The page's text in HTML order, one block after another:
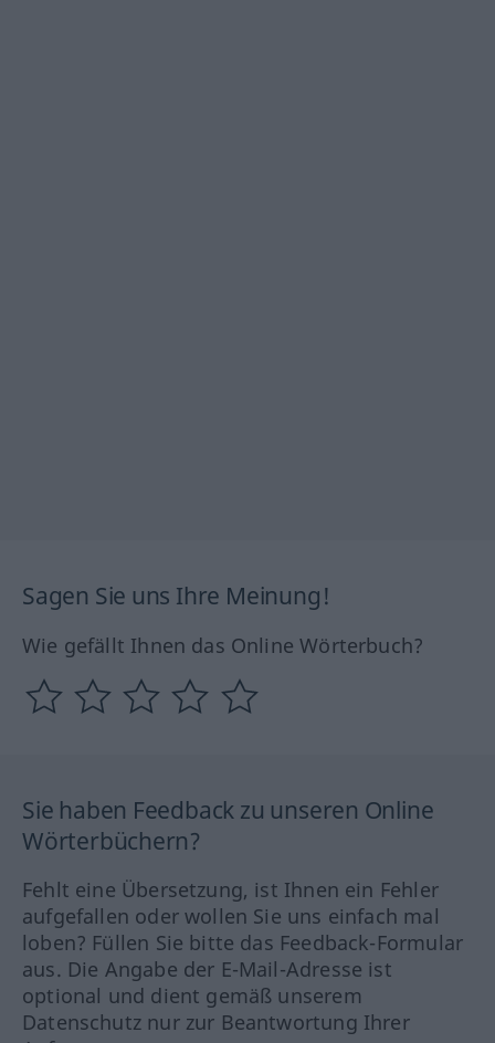
Sagen Sie uns Ihre Meinung!
Wie gefällt Ihnen das Online Wörterbuch?
Sie haben Feedback zu unseren Online
Wörterbüchern?
Fehlt eine Übersetzung, ist Ihnen ein Fehler
aufgefallen oder wollen Sie uns einfach mal
loben? Füllen Sie bitte das Feedback-Formular
aus. Die Angabe der E-Mail-Adresse ist
optional und dient gemäß unserem
Datenschutz nur zur Beantwortung Ihrer